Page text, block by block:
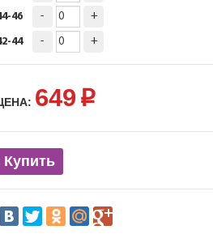
46 - +
44 - +
649 p
Купить